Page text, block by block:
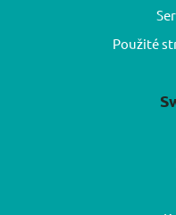
Použité